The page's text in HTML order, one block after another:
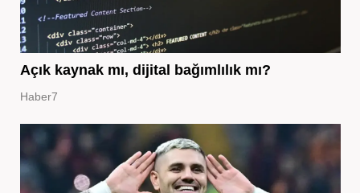
Açık kaynak mı, dijital bağımlılık mı?
Haber7